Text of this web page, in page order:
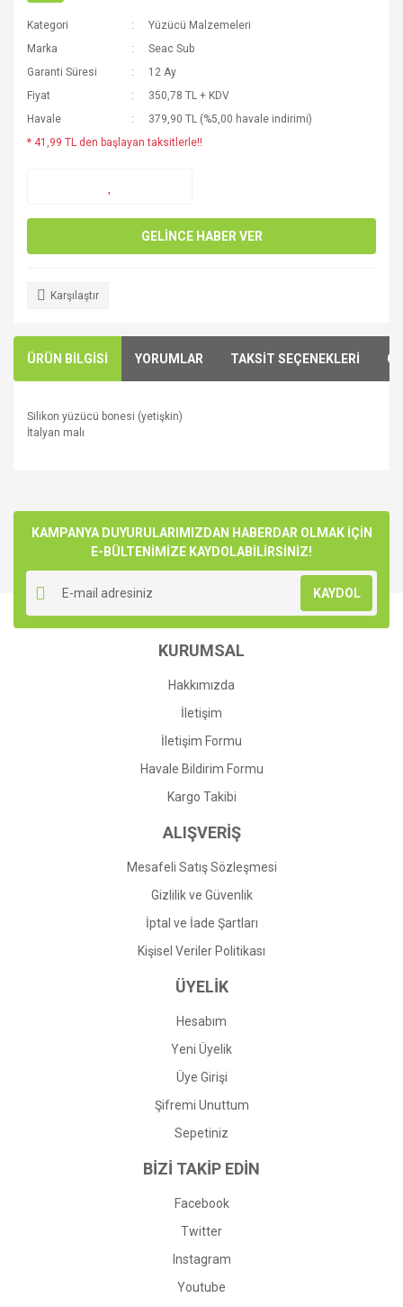
Kategori
Yüzücü Malzemeleri
Marka
Seac Sub
Garanti Süresi
12 Ay
Fiyat
350,78 TL + KDV
Havale
379,90 TL (%5,00 havale indirimi)
* 41,99 TL den başlayan taksitlerle!!
GELİNCE HABER VER
Karşılaştır
ÜRÜN BİLGİSİ YORUMLAR TAKSİT SEÇENEKLERİ
Silikon yüzücü bonesi (yetişkin)
İtalyan malı
Yorum Yaz
kullanarak tarafımıza iletebilirsiniz.
Görüş ve önerileriniz için teşekkür ederiz.
Ürün resmi kalitesiz, bozuk veya görüntülenemiyor.
Ürün açıklamasında eksik bilgiler bulunuyor.
Ürün bilgilerinde hatalar bulunuyor.
Ürün fiyatı diğer sitelerden daha pahalı.
Gönder
KAMPANYA DUYURULARIMIZDAN HABERDAR OLMAK İÇİN
E-BÜLTENİMİZE KAYDOLABİLİRSİNİZ!
KAYDOL
KURUMSAL
Hakkımızda
İletişim
İletişim Formu
Havale Bildirim Formu
Kargo Takibi
ALIŞVERİŞ
Mesafeli Satış Sözleşmesi
Gizlilik ve Güvenlik
İptal ve İade Şartları
Kişisel Veriler Politikası
ÜYELİK
Hesabım
Yeni Üyelik
Üye Girişi
Şifremi Unuttum
Sepetiniz
BİZİ TAKİP EDİN
Facebook
Twitter
Instagram
Youtube